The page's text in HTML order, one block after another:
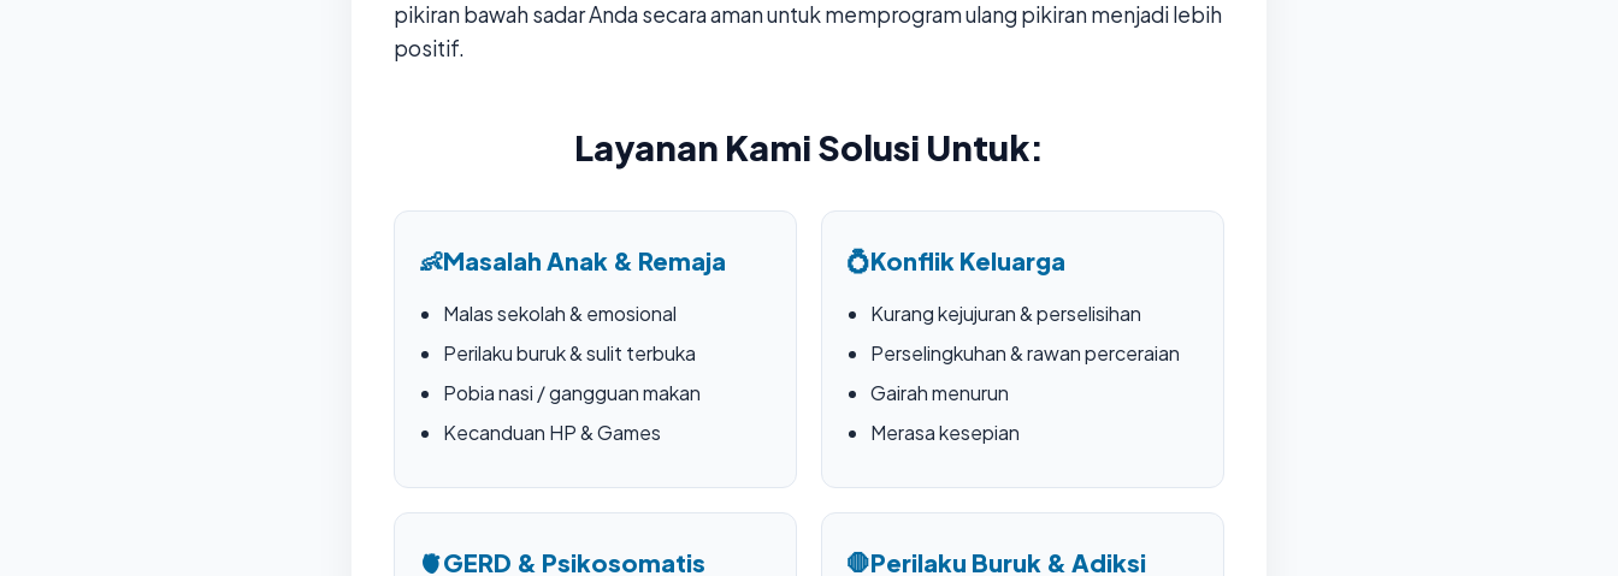
pikiran bawah sadar Anda secara aman untuk memprogram ulang pikiran menjadi lebih
positif.
Layanan Kami Solusi Untuk:
👶Masalah Anak & Remaja
Malas sekolah & emosional
Perilaku buruk & sulit terbuka
Pobia nasi / gangguan makan
Kecanduan HP & Games
💍Konflik Keluarga
Kurang kejujuran & perselisihan
Perselingkuhan & rawan perceraian
Gairah menurun
Merasa kesepian
🫀GERD & Psikosomatis 🛑Perilaku Buruk & Adiksi